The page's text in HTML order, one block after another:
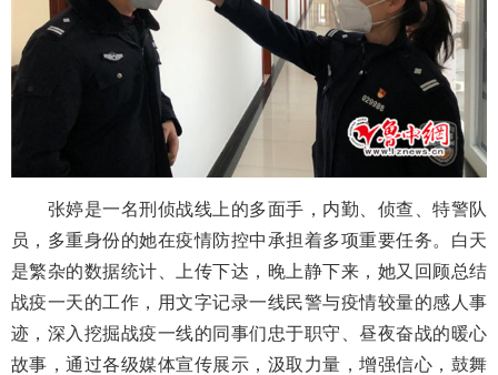
张婷是一名刑侦战线上的多面手，内勤、侦查、特警队
员，多重身份的她在疫情防控中承担着多项重要任务。白天
是繁杂的数据统计、上传下达，晚上静下来，她又回顾总结
战疫一天的工作， 用文字记录一线民警与疫情较量的感人事
迹， 深入挖掘战疫一线的同事们忠于职守、昼夜奋战的暖心
故事，通过各级媒体宣传展示，汲取力量，增强信心，鼓舞